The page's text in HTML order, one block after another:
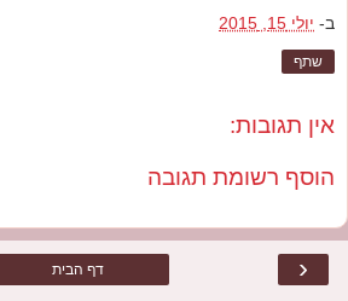
ב- יולי 15, 2015
שתף
אין תגובות:
הוסף רשומת תגובה
‹ דף הבית